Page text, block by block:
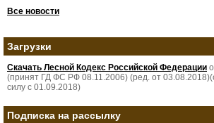
Все новости
Загрузки
Скачать Лесной Кодекс Российской Федерации
(принят ГД ФС РФ 08.11.2006) (ред. от
силу с 01.09.2018)
Подписка на рассылку